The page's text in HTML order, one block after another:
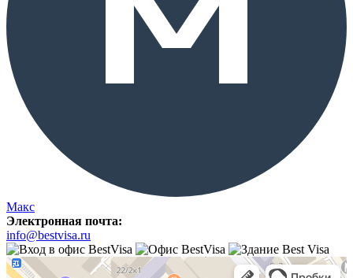
Макс
Электронная почта:
info@bestvisa.ru